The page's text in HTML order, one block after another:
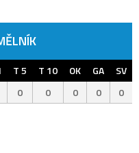
T 5 T 10 OK GA
SV
0 0 0 0 0